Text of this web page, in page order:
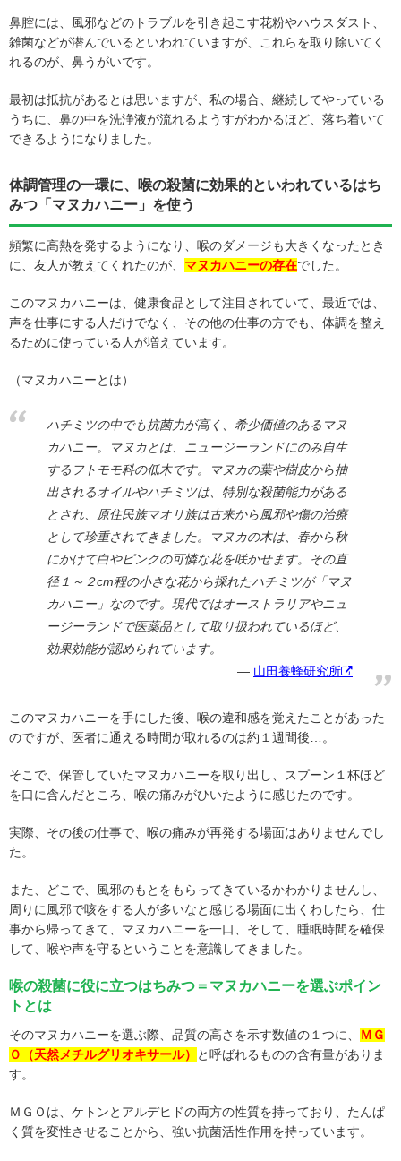
鼻腔には、風邪などのトラブルを引き起こす花粉やハウスダスト、
雑菌などが潜んでいるといわれていますが、これらを取り除いてく
れるのが、鼻うがいです。
最初は抵抗があるとは思いますが、私の場合、継続してやっている
うちに、鼻の中を洗浄液が流れるようすがわかるほど、落ち着いて
できるようになりました。
体調管理の一環に、喉の殺菌に効果的といわれているはち
みつ「マヌカハニー」を使う
頻繁に高熱を発するようになり、喉のダメージも大きくなったとき
に、友人が教えてくれたのが、 マヌカハニーの存在でした。
このマヌカハニーは、健康食品として注目されていて、最近では、
声を仕事にする人だけでなく、その他の仕事の方でも、体調を整え
るために使っている人が増えています。
（マヌカハニーとは）
ハチミツの中でも抗菌力が高く、希少価値のあるマヌ
カハニー。マヌカとは、ニュージーランドにのみ自生
するフトモモ科の低木です。マヌカの葉や樹皮から抽
出されるオイルやハチミツは、特別な殺菌能力がある
とされ、原住民族マオリ族は古来から風邪や傷の治療
として珍重されてきました。マヌカの木は、春から秋
にかけて白やピンクの可憐な花を咲かせます。その直
径１～２cm程の小さな花から採れたハチミツが「マヌ
カハニー」なのです。現代ではオーストラリアやニュ
ージーランドで医薬品として取り扱われているほど、
効果効能が認められています。
山田養蜂研究所
このマヌカハニーを手にした後、喉の違和感を覚えたことがあった
のですが、医者に通える時間が取れるのは約１週間後…。
そこで、保管していたマヌカハニーを取り出し、スプーン１杯ほど
を口に含んだところ、喉の痛みがひいたように感じたのです。
実際、その後の仕事で、喉の痛みが再発する場面はありませんでし
た。
また、どこで、風邪のもとをもらってきているかわかりませんし、
周りに風邪で咳をする人が多いなと感じる場面に出くわしたら、仕
事から帰ってきて、マヌカハニーを一口、そして、睡眠時間を確保
して、喉や声を守るということを意識してきました。
喉の殺菌に役に立つはちみつ＝マヌカハニーを選ぶポイン
トとは
そのマヌカハニーを選ぶ際、品質の高さを示す数値の１つに、
ＭＧ
Ｏ（天然メチルグリオキサール）
と呼ばれるものの含有量がありま
す。
ＭＧＯは、ケトンとアルデヒドの両方の性質を持っており、たんぱ
く質を変性させることから、強い抗菌活性作用を持っています。